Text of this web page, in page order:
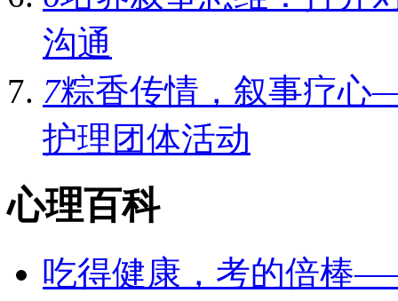
沟通
7粽香传情，叙事疗心
护理团体活动‌
心理百科
吃得健康，考的倍棒